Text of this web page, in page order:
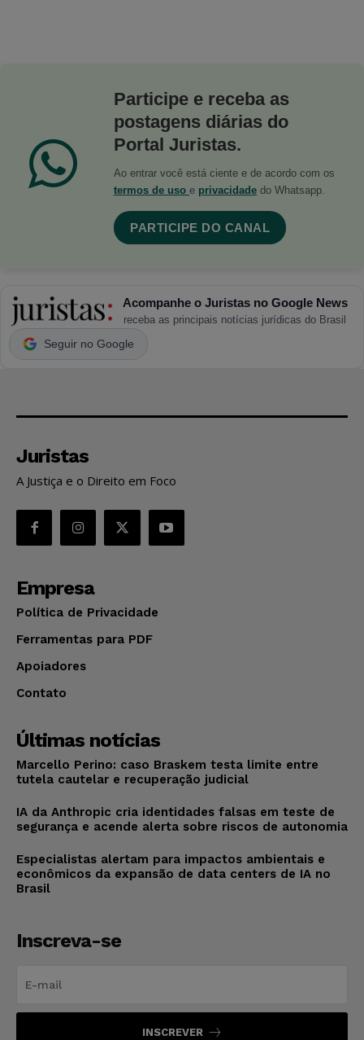
Participe e receba as
postagens diárias do
Portal Juristas.
Ao entrar você está ciente e de acordo com os
termos de uso e privacidade do Whatsapp.
PARTICIPE DO CANAL
Acompanhe o Juristas no Google News
receba as principais notícias jurídicas do Brasil
Seguir no Google
Juristas
A Justiça e o Direito em Foco
Empresa
Política de Privacidade
Ferramentas para PDF
Apoiadores
Contato
Últimas notícias
Marcello Perino: caso Braskem testa limite entre
tutela cautelar e recuperação judicial
IA da Anthropic cria identidades falsas em teste de
segurança e acende alerta sobre riscos de autonomia
Especialistas alertam para impactos ambientais e
econômicos da expansão de data centers de IA no
Brasil
Inscreva-se
INSCREVER